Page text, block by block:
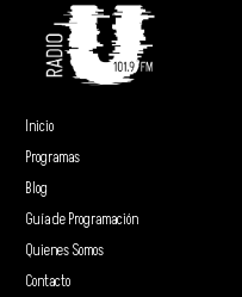
Inicio
Programas
Blog
Guía de Programación
Quienes Somos
Contacto